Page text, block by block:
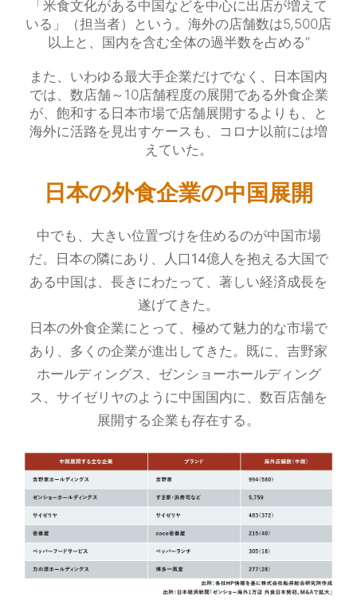
「米食文化がある中国などを中心に出店が増えて
いる」（担当者）という。海外の店舗数は5,500店
以上と、国内を含む全体の過半数を占める”
また、いわゆる最大手企業だけでなく、日本国内
では、数店舗～10店舗程度の展開である外食企業
が、飽和する日本市場で店舗展開するよりも、と
海外に活路を見出すケースも、コロナ以前には増
えていた。
日本の外食企業の中国展開
中でも、大きい位置づけを住めるのが中国市場
だ。日本の隣にあり、人口14億人を抱える大国で
ある中国は、長きにわたって、著しい経済成長を
遂げてきた。
日本の外食企業にとって、極めて魅力的な市場で
あり、多くの企業が進出してきた。既に、吉野家
ホールディングス、ゼンショーホールディング
ス、サイゼリヤのように中国国内に、数百店舗を
展開する企業も存在する。